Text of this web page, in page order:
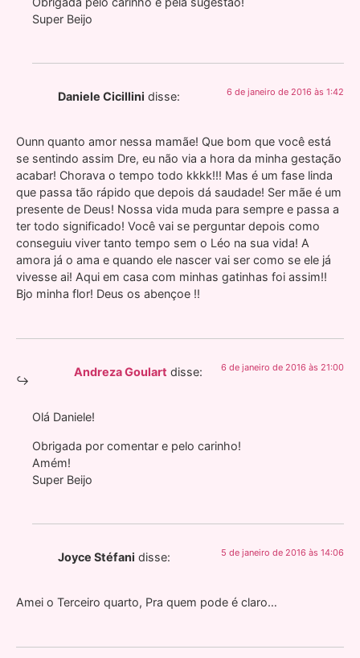
Super Beijo
Daniele Cicillini disse: 6 de janeiro de 2016 às 1:42
Ounn quanto amor nessa mamãe! Que bom que você está
se sentindo assim Dre, eu não via a hora da minha gestação
acabar! Chorava o tempo todo kkkk!!! Mas é um fase linda
que passa tão rápido que depois dá saudade! Ser mãe é um
presente de Deus! Nossa vida muda para sempre e passa a
ter todo significado! Você vai se perguntar depois como
conseguiu viver tanto tempo sem o Léo na sua vida! A
amora já o ama e quando ele nascer vai ser como se ele já
vivesse ai! Aqui em casa com minhas gatinhas foi assim!!
Bjo minha flor! Deus os abençoe !!
Andreza Goulart disse: 6 de janeiro de 2016 às 21:00
Olá Daniele!
Obrigada por comentar e pelo carinho!
Amém!
Super Beijo
Joyce Stéfani disse: 5 de janeiro de 2016 às 14:06
Amei o Terceiro quarto, Pra quem pode é claro…